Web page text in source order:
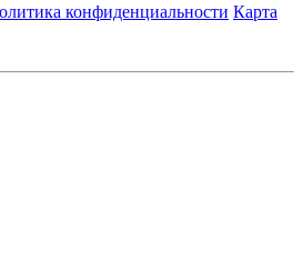
конфиденциальности Карта